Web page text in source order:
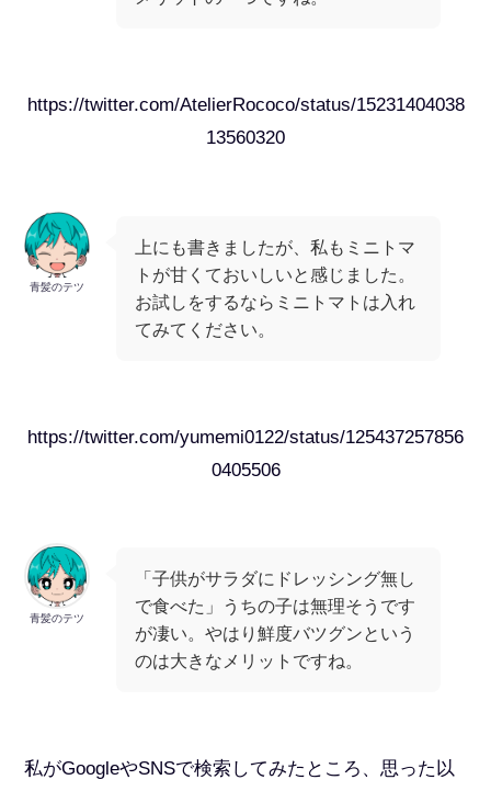
https://twitter.com/AtelierRococo/status/15231404038
13560320
青髪のテツ
上にも書きましたが、私もミニトマ
トが甘くておいしいと感じました。
お試しをするならミニトマトは入れ
てみてください。
https://twitter.com/yumemi0122/status/125437257856
0405506
青髪のテツ
「子供がサラダにドレッシング無し
で食べた」うちの子は無理そうです
が凄い。やはり鮮度バツグンという
のは大きなメリットですね。
私がGoogleやSNSで検索してみたところ、思った以